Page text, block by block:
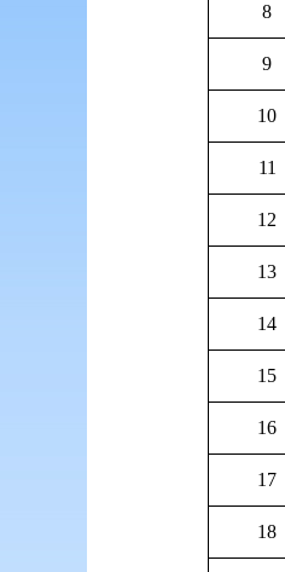
8
9
10
11
12
13
14
15
16
17
18